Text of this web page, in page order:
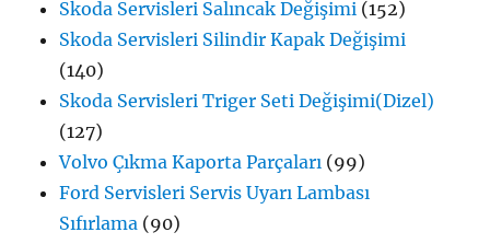
Skoda Servisleri Salıncak Değişimi (152)
Skoda Servisleri Silindir Kapak Değişimi
(140)
Skoda Servisleri Triger Seti Değişimi(Dizel)
(127)
Volvo Çıkma Kaporta Parçaları (99)
Ford Servisleri Servis Uyarı Lambası
Sıfırlama (90)